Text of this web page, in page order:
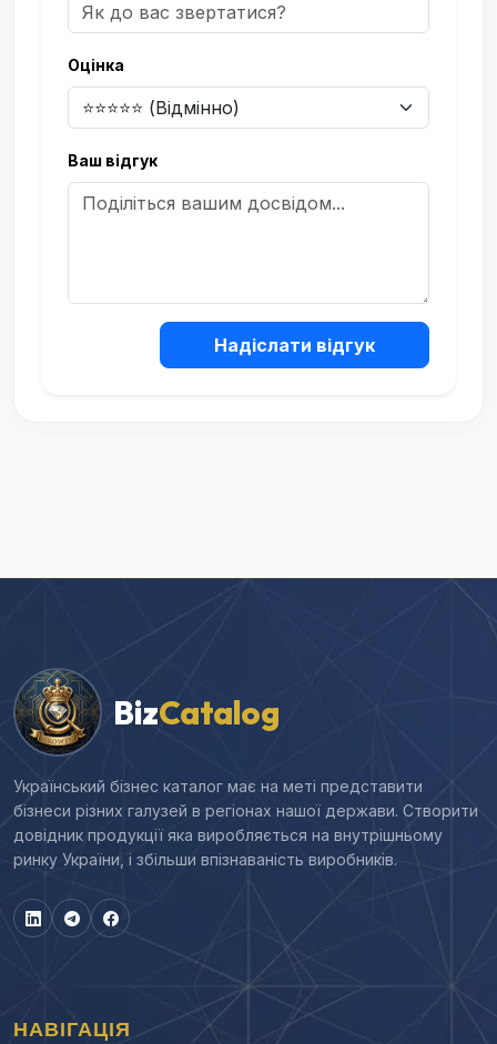
Оцінка
Ваш відгук
Надіслати відгук
BizCatalog
Український бізнес каталог має на меті представити
бізнеси різних галузей в регіонах нашої держави. Створити
довідник продукції яка виробляється на внутрішньому
ринку України, і збільши впізнаваність виробників.
НАВІГАЦІЯ